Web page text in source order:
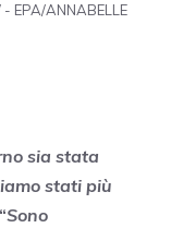
EPA/ANNABELLE
sia stata
stati più
Sono